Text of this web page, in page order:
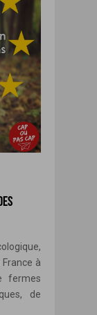
à
fermes
de